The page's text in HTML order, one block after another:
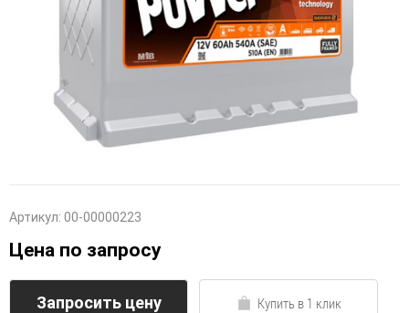
Артикул: 00-00000223
Цена по запросу
Запросить цену Купить в 1 клик